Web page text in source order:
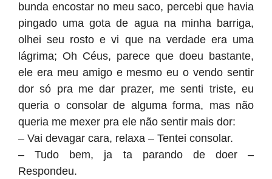
bunda encostar no meu saco, percebi que havia
pingado uma gota de agua na minha barriga,
olhei seu rosto e vi que na verdade era uma
lágrima; Oh Céus, parece que doeu bastante,
ele era meu amigo e mesmo eu o vendo sentir
dor só pra me dar prazer, me senti triste, eu
queria o consolar de alguma forma, mas não
queria me mexer pra ele não sentir mais dor:
– Vai devagar cara, relaxa – Tentei consolar.
– Tudo bem, ja ta parando de doer –
Respondeu.